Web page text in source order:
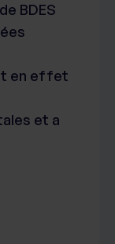
BDES
en effet
et a